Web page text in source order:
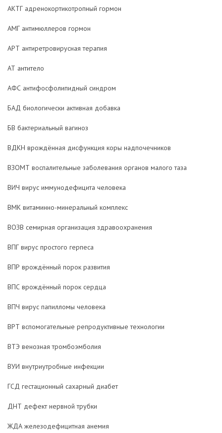
АКТГ адренокортикотропный гормон
АМГ антимюллеров гормон
АРТ антиретровирусная терапия
АТ антитело
АФС антифосфолипидный синдром
БАД биологически активная добавка
БВ бактериальный вагиноз
ВДКН врождённая дисфункция коры надпочечников
ВЗОМТ воспалительные заболевания органов малого таза
ВИЧ вирус иммунодефицита человека
ВМК витаминно-минеральный комплекс
ВОЗВ семирная организация здравоохранения
ВПГ вирус простого герпеса
ВПР врождённый порок развития
ВПС врождённый порок сердца
ВПЧ вирус папилломы человека
ВРТ вспомогательные репродуктивные технологии
ВТЭ венозная тромбоэмболия
ВУИ внутриутробные инфекции
ГСД гестационный сахарный диабет
ДНТ дефект нервной трубки
ЖДА железодефицитная анемия